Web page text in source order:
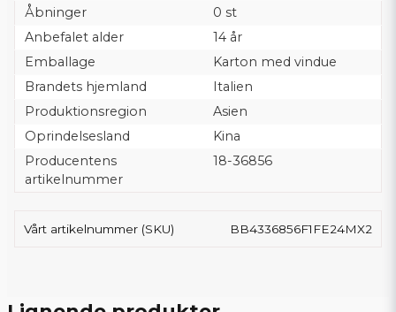
Åbninger
0 st
Anbefalet alder
14 år
Emballage
Karton med vindue
Brandets hjemland
Italien
Produktionsregion
Asien
Oprindelsesland
Kina
Producentens
artikelnummer
18-36856
Vårt artikelnummer (SKU) BB4336856F1FE24MX2